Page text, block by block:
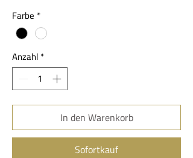
Farbe *
Anzahl *
In den Warenkorb
Sofortkauf